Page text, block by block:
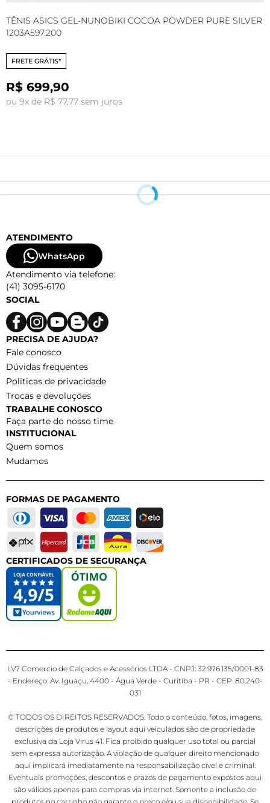
TÊNIS ASICS GEL-NUNOBIKI COCOA POWDER PURE SILVER
1203A597.200
FRETE GRÁTIS*
R$ 699,90
ou 9x de R$ 77,77 sem juros
ATENDIMENTO
WhatsApp
Atendimento via telefone:
(41) 3095-6170
SOCIAL
PRECISA DE AJUDA?
Fale conosco
Dúvidas frequentes
Políticas de privacidade
Trocas e devoluções
TRABALHE CONOSCO
Faça parte do nosso time
INSTITUCIONAL
Quem somos
Mudamos
FORMAS DE PAGAMENTO
CERTIFICADOS DE SEGURANÇA
LV7 Comercio de Calçados e Acessórios LTDA - CNPJ: 32.976.135/0001-83
- Endereço: Av. Iguaçu, 4400 - Água Verde - Curitiba - PR - CEP: 80.240-
031
© TODOS OS DIREITOS RESERVADOS. Todo o conteúdo, fotos, imagens,
descrições de produtos e layout aqui veiculados são de propriedade
exclusiva da Loja Virus 41. Fica proibido qualquer uso total ou parcial
sem expressa autorização. A violação de qualquer direito mencionado
aqui implicará imediatamente na responsabilização cível e criminal.
Eventuais promoções, descontos e prazos de pagamento expostos aqui
são válidos apenas para compras via internet. Somente a inclusão de